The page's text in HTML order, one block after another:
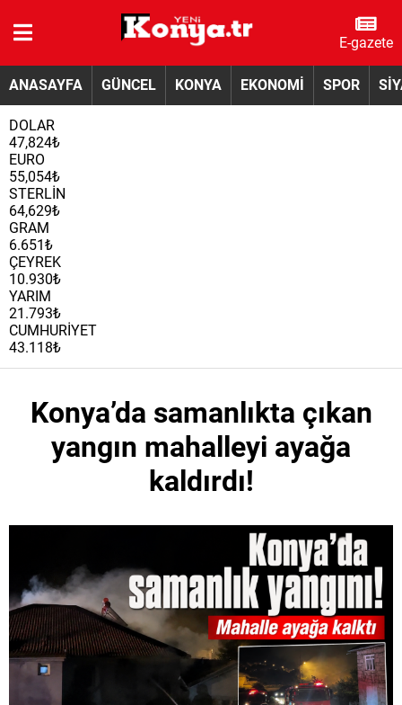
E-gazete
ANASAYFA GÜNCEL KONYA EKONOMİ SPOR
DOLAR
47,824₺
EURO
55,054₺
STERLİN
64,629₺
GRAM
6.651₺
ÇEYREK
10.930₺
YARIM
21.793₺
CUMHURİYET
43.118₺
Konya’da samanlıkta çıkan
yangın mahalleyi ayağa
kaldırdı!